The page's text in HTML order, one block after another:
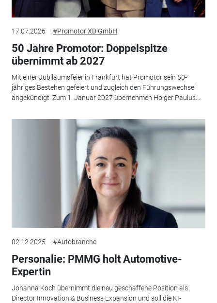
17.07.2026 #Promotor XD GmbH
50 Jahre Promotor: Doppelspitze
übernimmt ab 2027
Mit einer Jubiläumsfeier in Frankfurt hat Promotor sein 50-
jähriges Bestehen gefeiert und zugleich den Führungswechsel
angekündigt: Zum 1. Januar 2027 übernehmen Holger Paulus...
02.12.2025 #Autobranche
Personalie: PMMG holt Automotive-
Expertin
Johanna Koch übernimmt die neu geschaffene Position als
Director Innovation & Business Expansion und soll die KI-